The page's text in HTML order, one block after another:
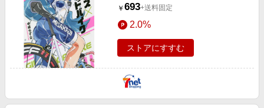
￥ 693+送料固定
2.0%
ストアにすすむ